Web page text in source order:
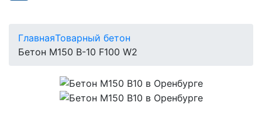
ГлавнаяТоварный бетон
Бетон М150 В-10 F100 W2